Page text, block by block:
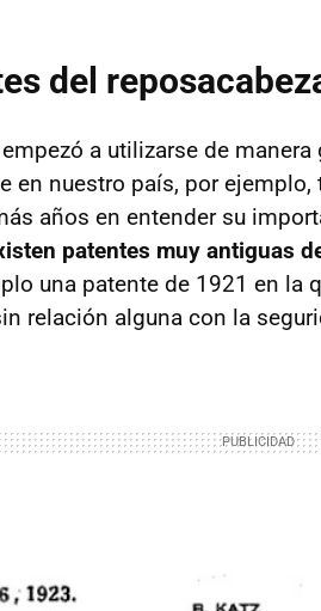
del
a utilizarse de
en nuestro país, por
años en entender su
patentes muy antiguas
una patente de 1921 en la
relación alguna con la